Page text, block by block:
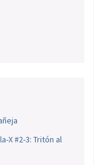
X #2-3: Tritón al